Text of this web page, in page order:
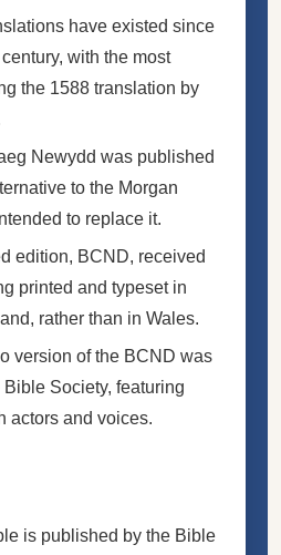
have existed since
with the most
the 1588 translation by
Newydd was published
to the Morgan
to replace it.
edition, BCND, received
printed and typeset in
rather than in Wales.
version of the BCND was
Society, featuring
actors and voices.
is published by the Bible